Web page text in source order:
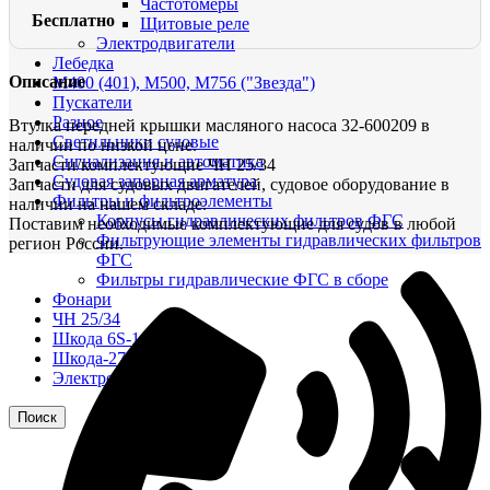
Частотомеры
Щитовые реле
Электродвигатели
Лебедка
М400 (401), М500, М756 ("Звезда")
Пускатели
Разное
Светильники судовые
Сигнализация и автоматика
Судовая запорная арматура
Фильтры и фильтроэлементы
Корпусы гидравлических фильтров ФГС
Фильтрующие элементы гидравлических фильтров
ФГС
Фильтры гидравлические ФГС в сборе
Фонари
ЧН 25/34
Шкода 6S-160
Шкода-275
Электродвигатели
Поиск
Бесплатно
Описание
Втулка передней крышки масляного насоса 32-600209 в
наличии по низкой цене.
Запчасти/комплектующие ЧН 25/34
Запчасти для судовых двигателей, судовое оборудование в
наличии на нашем складе.
Поставим необходимые комплектующие для судов в любой
регион России.